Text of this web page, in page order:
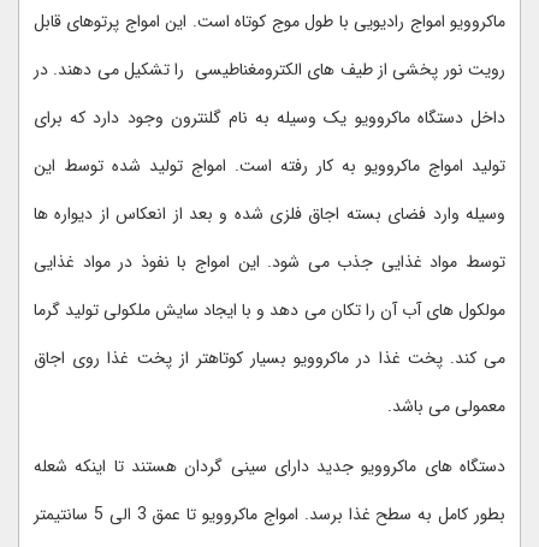
ماکروویو امواج رادیویی با طول موج کوتاه است. این امواج پرتوهای قابل
رویت نور پخشی از طیف های الکترومغناطیسی را تشکیل می دهند. در
داخل دستگاه ماکروویو یک وسیله به نام گلنترون وجود دارد که برای
تولید امواج ماکروویو به کار رفته است. امواج تولید شده توسط این
وسیله وارد فضای بسته اجاق فلزی شده و بعد از انعکاس از دیواره ها
توسط مواد غذایی جذب می شود. این امواج با نفوذ در مواد غذایی
مولکول های آب آن را تکان می دهد و با ایجاد سایش ملکولی تولید گرما
می کند. پخت غذا در ماکروویو بسیار کوتاهتر از پخت غذا روی اجاق
معمولی می باشد.
دستگاه های ماکروویو جدید دارای سینی گردان هستند تا اینکه شعله
بطور کامل به سطح غذا برسد. امواج ماکروویو تا عمق 3 الی 5 سانتیمتر